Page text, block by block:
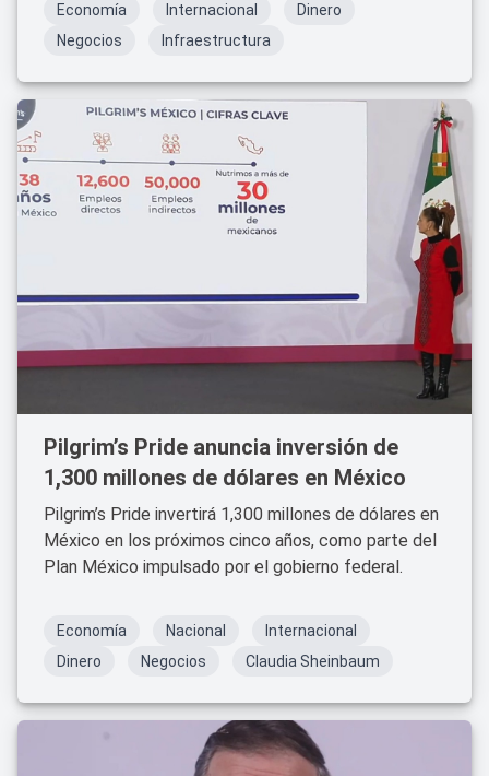
Economía Internacional
Dinero
Negocios
Infraestructura
Pilgrim’s Pride anuncia inversión de
1,300 millones de dólares en México
Pilgrim’s Pride invertirá 1,300 millones de dólares en
México en los próximos cinco años, como parte del
Plan México impulsado por el gobierno federal.
Economía Nacional
Internacional
Dinero
Negocios Claudia Sheinbaum